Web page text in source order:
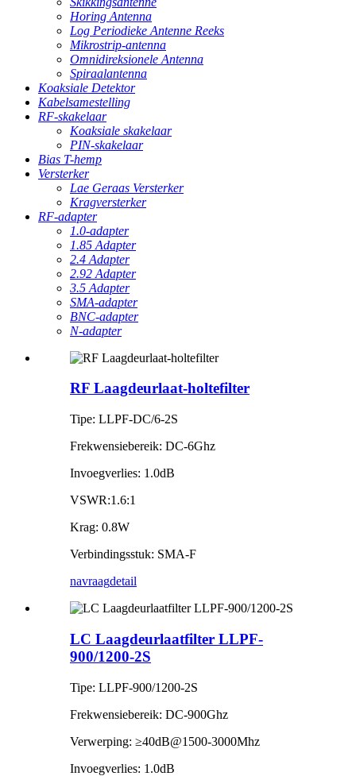
Horing Antenna
Log Periodieke Antenne Reeks
Mikrostrip-antenna
Omnidireksionele Antenna
Spiraalantenna
Koaksiale Detektor
Kabelsamestelling
RF-skakelaar
Koaksiale skakelaar
PIN-skakelaar
Bias T-hemp
Versterker
Lae Geraas Versterker
Kragversterker
RF-adapter
1.0-adapter
1.85 Adapter
2.4 Adapter
2.92 Adapter
3.5 Adapter
SMA-adapter
BNC-adapter
N-adapter
RF Laagdeurlaat-holtefilter
Tipe: LLPF-DC/6-2S
Frekwensiebereik: DC-6Ghz
Invoegverlies: 1.0dB
VSWR:1.6:1
Krag: 0.8W
Verbindingsstuk: SMA-F
navraagdetail
LC Laagdeurlaatfilter LLPF-
900/1200-2S
Tipe: LLPF-900/1200-2S
Frekwensiebereik: DC-900Ghz
Verwerping: ≥40dB@1500-3000Mhz
Invoegverlies: 1.0dB